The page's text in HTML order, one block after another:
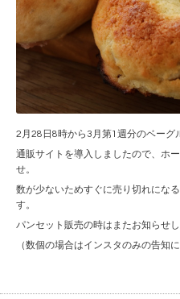
2月28日8時から3月第1週分のベーグ
通販サイトを導入しましたので、ホ
せ。
数が少ないためすぐに売り切れにな
す。
パンセット販売の時はまたお知らせし
（数個の場合はインスタのみの告知